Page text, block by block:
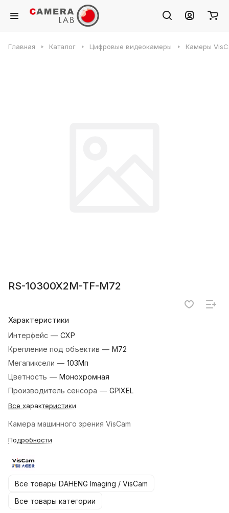
Главная Каталог Цифровые видеокамеры Камеры
RS-10300X2M-TF-M72
Характеристики
Интерфейс — CXP
Крепление под объектив — M72
Мегапиксели — 103Мп
Цветность — Монохромная
Производитель сенсора — GPIXEL
Все характеристики
Камера машинного зрения VisCam
Подробности
Все товары DAHENG Imaging / VisCam
Все товары категории